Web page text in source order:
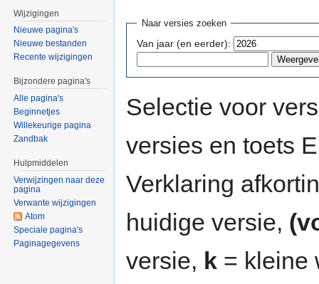
Naar versies zoeken
Van jaar (en eerder):
Selectie voor
versies en toets
Verklaring
huidige versie,
versie, k = kleine
Wijzigingen
Nieuwe pagina's
Nieuwe bestanden
Recente wijzigingen
Bijzondere pagina's
Alle pagina's
Beginnetjes
Willekeurige pagina
Zandbak
Hulpmiddelen
Verwijzingen naar deze
pagina
Verwante wijzigingen
Atom
Speciale pagina's
Paginagegevens